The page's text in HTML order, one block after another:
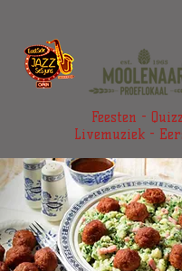
Feesten -
Livemuziek -